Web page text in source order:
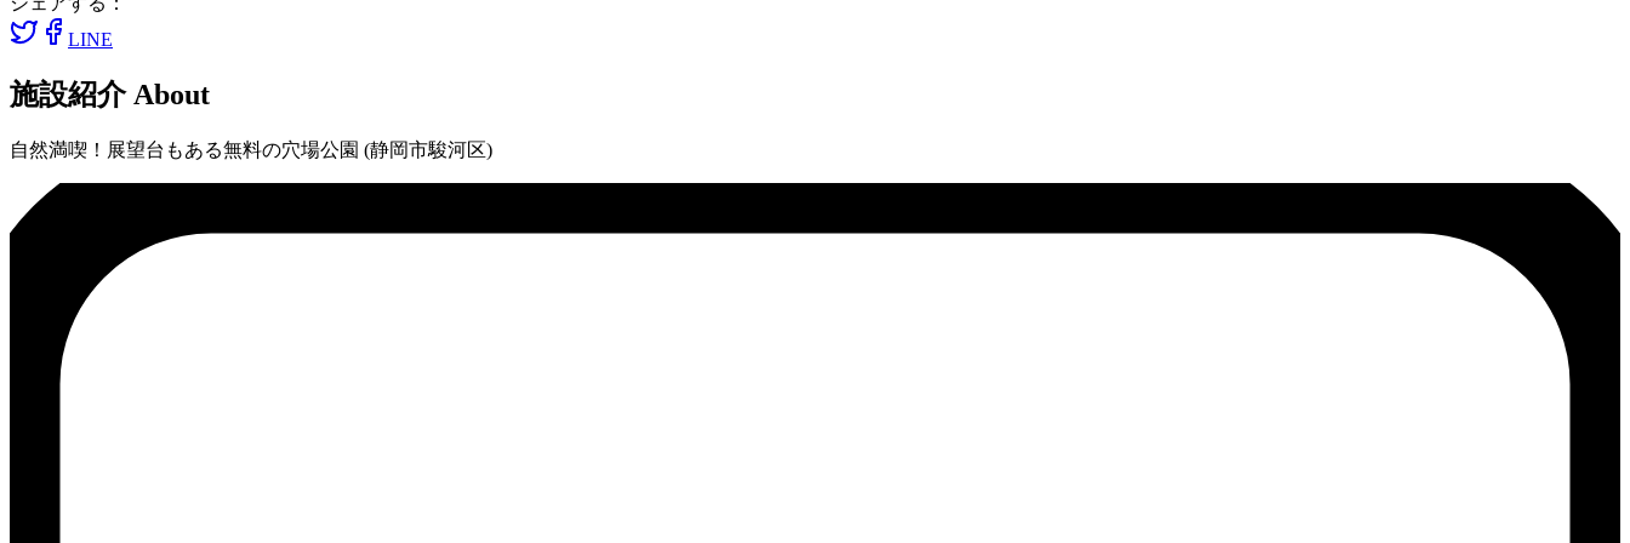
LINE
施設紹介 About
自然満喫！展望台もある無料の穴場公園 (静岡市駿河区)